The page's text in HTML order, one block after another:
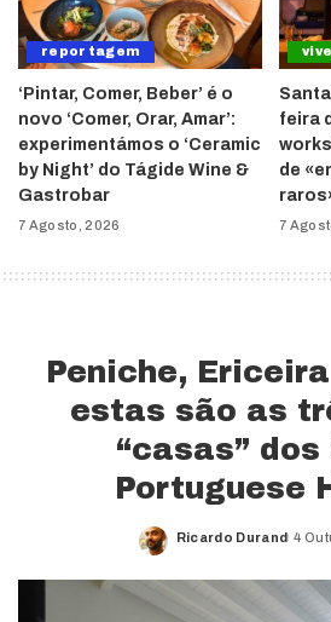
reportagem
‘Pintar, Comer, Beber’ é o
novo ‘Comer, Orar, Amar’:
experimentámos o ‘Ceramic
by Night’ do Tágide Wine &
Gastrobar
7 Agosto, 2026
feira
de
7
Peniche,
estas são as
“casas” dos
Portuguese
Posted
Ricardo Durand 4